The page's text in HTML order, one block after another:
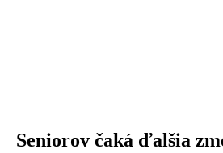
Seniorov čaká ďalšia